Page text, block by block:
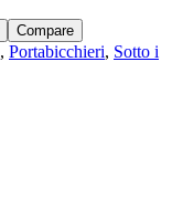
Compare
, Portabicchieri, Sotto i